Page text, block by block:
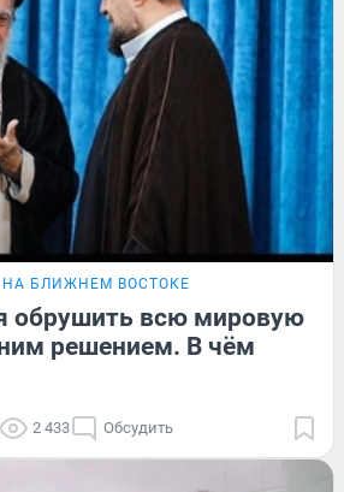
НА БЛИЖНЕМ ВОСТОКЕ
обрушить всю мировую
решением. В чём
2 433 Обсудить